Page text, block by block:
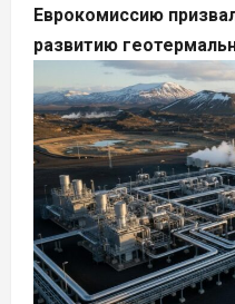
Еврокомиссию
развитию